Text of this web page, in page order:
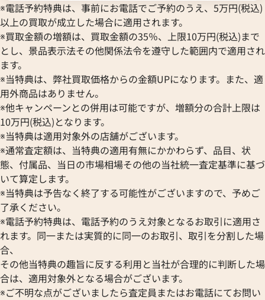
ィノ クロノ IW391006
格
日時点の参考買取価格です
参考買取価格
※2026年1月9日時点の参考買
※電話予約特典は、事前にお電話でご予約のうえ、5万円(税込)
以上の買取が成立した場合に適用されます。
※買取金額の増額は、買取金額の35％、上限10万円(税込)まで
とし、景品表示法その他関係法令を遵守した範囲内で適用され
ます。
※当特典は、弊社買取価格からの金額UPになります。また、適
用外商品はありません。
※他キャンペーンとの併用は可能ですが、増額分の合計上限は
10万円(税込)となります。
※当特典は適用対象外の店舗がございます。
※通常査定額は、当特典の適用有無にかかわらず、品目、状
態、付属品、当日の市場相場その他の当社統一査定基準に基づ
いて算定します。
※当特典は予告なく終了する可能性がございますので、予めご
了承ください。
※電話予約特典は、電話予約のうえ対象となるお取引に適用さ
れます。同一または実質的に同一のお取引、取引を分割した場
合、
その他当特典の趣旨に反する利用と当社が合理的に判断した場
合は、適用対象外となる場合がございます。
※ご不明な点がございましたら査定員またはお電話にてお問い